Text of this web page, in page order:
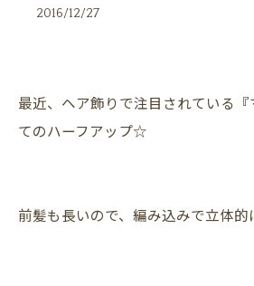
2016/12/27
最近、ヘア飾りで注目されている
てのハーフアップ☆
前髪も長いので、編み込みで立体